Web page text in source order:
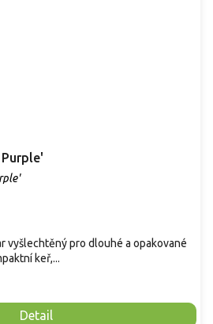
Purple'
Detail
vyšlechtěný pro dlouhé a opakované
keř,...